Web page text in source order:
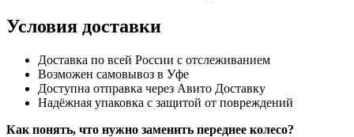
Условия доставки
Доставка по всей России с отслеживанием
Возможен самовывоз в Уфе
Доступна отправка через Авито Доставку
Надёжная упаковка с защитой от повреждений
Как понять, что нужно заменить переднее колесо?